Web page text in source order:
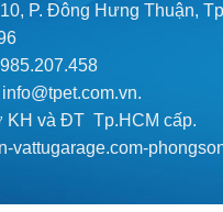
P. Đông Hưng Thuận,
KH và ĐT Tp.HCM cấp.
vattugarage.com-